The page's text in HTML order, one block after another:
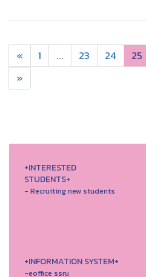
« 1 ... 23 24 25
»
+INTERESTED
STUDENTS+
- Recruiting new students
+INFORMATION SYSTEM+
-eoffice ssru